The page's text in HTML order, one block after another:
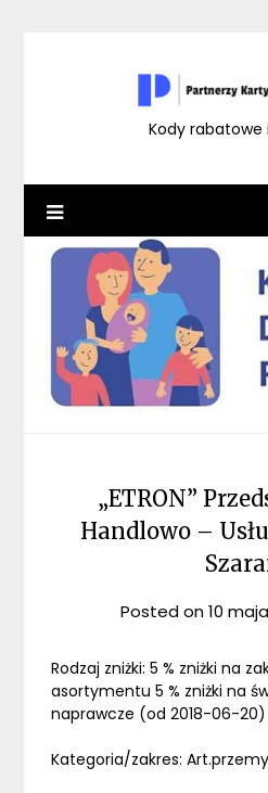
Kody rabatowe
„ETRON”
Handlowo –
Posted on10
Rodzaj zniżki: 5 % zniżki na
asortymentu 5 % zniżki na
naprawcze (od 2018-06-20)
Kategoria/zakres: